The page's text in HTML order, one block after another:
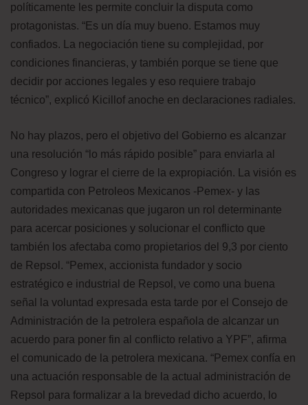
políticamente les permite concluir la disputa como
protagonistas. “Es un día muy bueno. Estamos muy
confiados. La negociación tiene su complejidad, por
condiciones financieras, y también porque se tiene que
decidir por acciones legales y eso requiere trabajo
técnico”, explicó Kicillof anoche en declaraciones radiales.
No hay plazos, pero el objetivo del Gobierno es alcanzar
una resolución “lo más rápido posible” para enviarla al
Congreso y lograr el cierre de la expropiación. La visión es
compartida con Petroleos Mexicanos -Pemex- y las
autoridades mexicanas que jugaron un rol determinante
para acercar posiciones y solucionar el conflicto que
también los afectaba como propietarios del 9,3 por ciento
de Repsol. “Pemex, accionista fundador y socio
estratégico e industrial de Repsol, ve como una buena
señal la voluntad expresada esta tarde por el Consejo de
Administración de la petrolera española de alcanzar un
acuerdo para poner fin al conflicto relativo a YPF”, afirma
el comunicado de la petrolera mexicana. “Pemex confía en
una actuación responsable de la actual administración de
Repsol para formalizar a la brevedad dicho acuerdo, lo